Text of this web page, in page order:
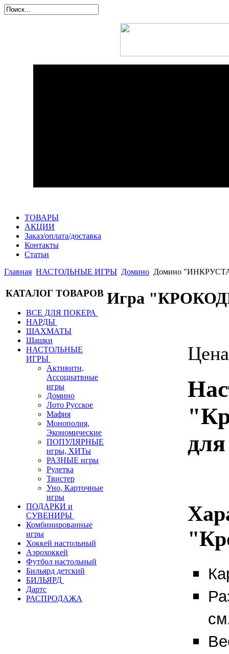
ТОВАРЫ
АКЦИИ
Заказ/оплата/доставка
Контакты
Статьи
Главная НАСТОЛЬНЫЕ ИГРЫ Домино Домино
КАТАЛОГ ТОВАРОВ
ВСЕ ДЛЯ ПОКЕРА
НАРДЫ
ШАХМАТЫ
Шашки
НАСТОЛЬНЫЕ
ИГРЫ
Активити,
Ассоциатвные
игры
Домино
Лото Русское
Мафия
Монополия,
Экономические
ПОПУЛЯРНЫЕ
игры, ХИТы
РАЗНЫЕ игры
Рулетка
Твистер
Уно, Карточные
игры
ПОДАРКИ и
СУВЕНИРЫ
Комбинированные
игры
Хоккей настольный
Аэрохоккей
Футбол настольный
Бильярд детский
БИЛЬЯРД
Дартс
РАСПРОДАЖА
Игра